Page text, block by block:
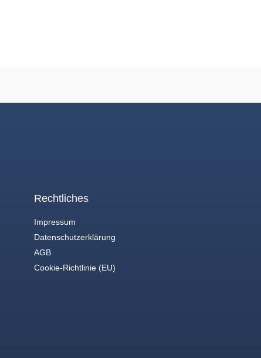
Rechtliches
Impressum
Datenschutzerklärung
AGB
Cookie-Richtlinie (EU)